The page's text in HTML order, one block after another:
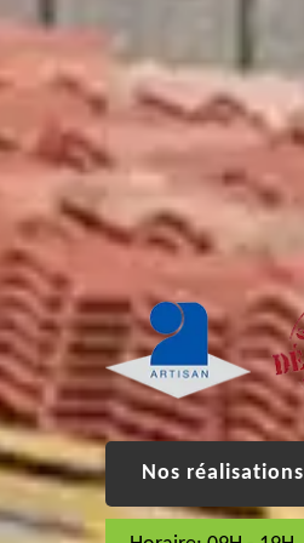
Nos réalisations